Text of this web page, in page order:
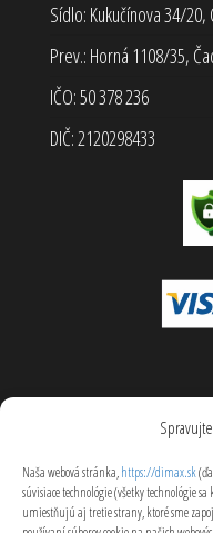
Naša webová stránka,https://dimax.sk
súvisiace technológie (všetky technológie
umiestňujú aj tretie strany, ktoré sme
Sídlo: Kukučínova 34/20,
Prev.: Horná 1108/35,
IČO: 50 378 236
DIČ: 2120298433
WordPress